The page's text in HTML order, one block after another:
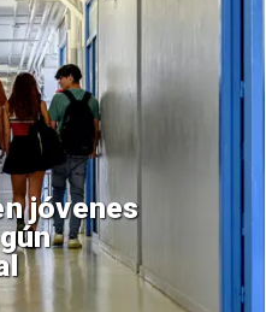
Parque
inversión